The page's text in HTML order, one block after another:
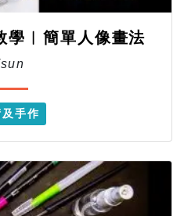
學︱簡單人像畫法
手作